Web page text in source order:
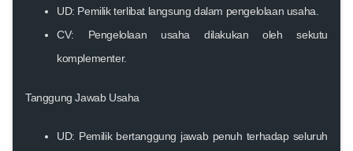
UD: Pemilik terlibat langsung dalam pengelolaan usaha.
CV: Pengelolaan usaha dilakukan oleh sekutu
komplementer.
Tanggung Jawab Usaha
UD: Pemilik bertanggung jawab penuh terhadap seluruh